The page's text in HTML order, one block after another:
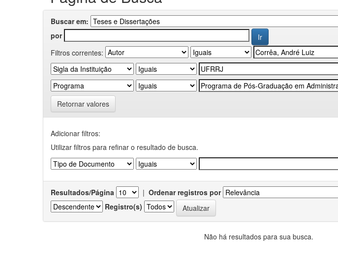
Buscar em:
por
Filtros correntes:
Retornar valores
Adicionar filtros:
Utilizar filtros para refinar o resultado de busca.
Resultados/Página | Ordenar registros por
Registro(s)
Não há resultados para sua busca.